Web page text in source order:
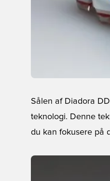
Sålen af Diadora
teknologi. Denne
du kan fokusere på